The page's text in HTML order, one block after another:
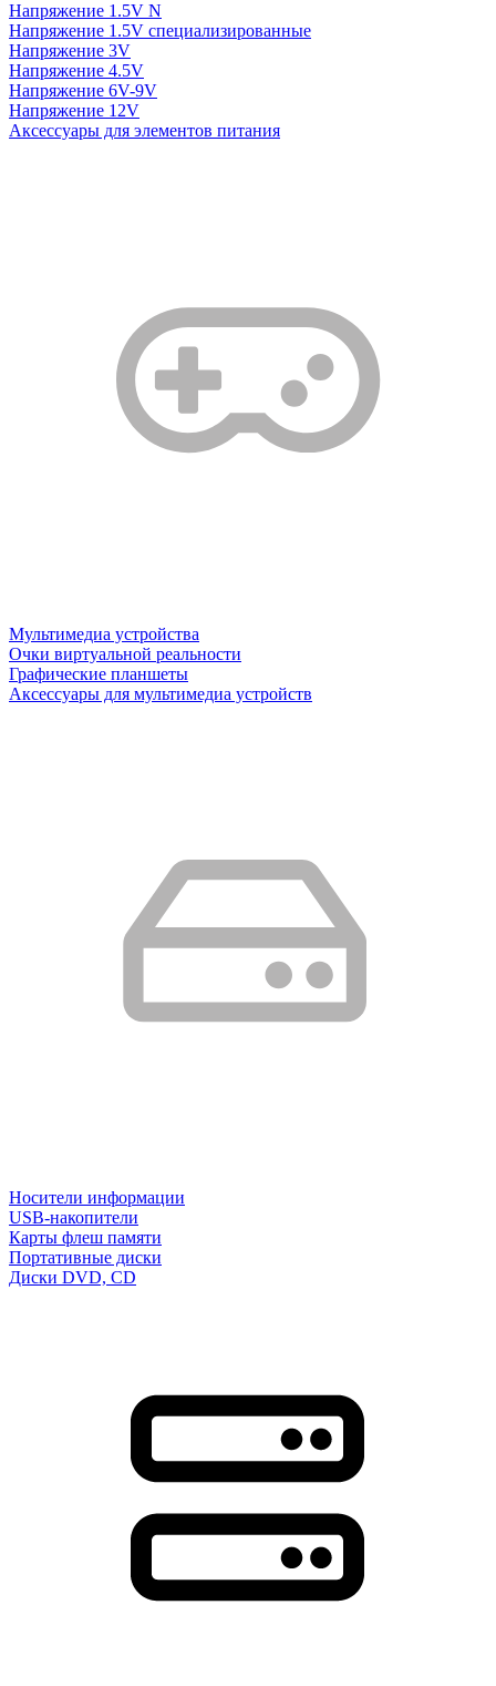
Напряжение 1.5V N
Напряжение 1.5V специализированные
Напряжение 3V
Напряжение 4.5V
Напряжение 6V-9V
Напряжение 12V
Аксессуары для элементов питания
Мультимедиа устройства
Очки виртуальной реальности
Графические планшеты
Аксессуары для мультимедиа устройств
Носители информации
USB-накопители
Карты флеш памяти
Портативные диски
Диски DVD, CD